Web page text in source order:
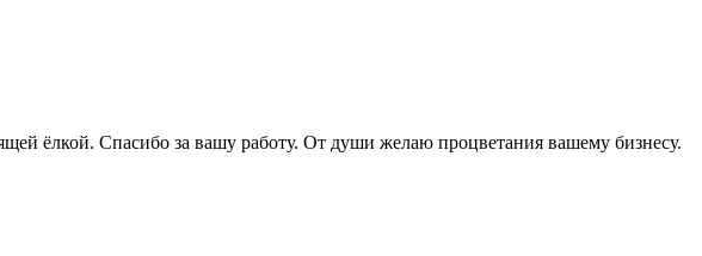
ёлкой. Спасибо за вашу работу. От души желаю процветания вашему бизнесу.